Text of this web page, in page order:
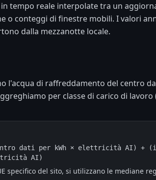
tempo reale interpolate tra un
o conteggi di finestre mobili. I valori
dalla mezzanotte locale.
l'acqua di raffreddamento del centro
per classe di carico di
dati per kWh × elettricità AI) +
AI)
specifico del sito, si utilizzano le mediane